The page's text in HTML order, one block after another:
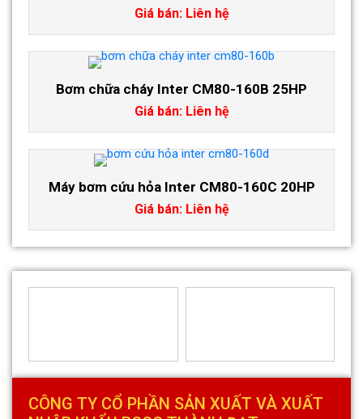
Giá bán: Liên hệ
Bơm chữa cháy Inter CM80-160B 25HP
Giá bán: Liên hệ
Máy bơm cứu hỏa Inter CM80-160C 20HP
Giá bán: Liên hệ
CÔNG TY CỔ PHẦN SẢN XUẤT VÀ XUẤT